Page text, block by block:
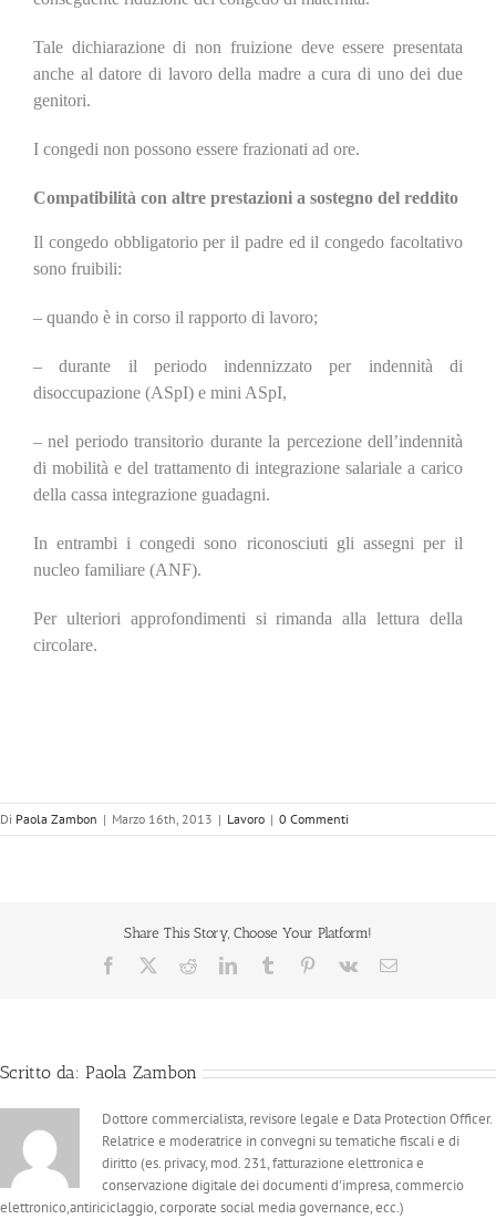
Tale dichiarazione di non fruizione deve essere presentata
anche al datore di lavoro della madre a cura di uno dei due
genitori.
I congedi non possono essere frazionati ad ore.
Compatibilità con altre prestazioni a sostegno del reddito
Il congedo obbligatorio per il padre ed il congedo facoltativo
sono fruibili:
– quando è in corso il rapporto di lavoro;
– durante il periodo indennizzato per indennità di
disoccupazione (ASpI) e mini ASpI,
– nel periodo transitorio durante la percezione dell’indennità
di mobilità e del trattamento di integrazione salariale a carico
della cassa integrazione guadagni.
In entrambi i congedi sono riconosciuti gli assegni per il
nucleo familiare (ANF).
Per ulteriori approfondimenti si rimanda alla lettura della
circolare.
Di Paola Zambon | Marzo 16th, 2013 | Lavoro | 0 Commenti
Share This Story, Choose Your Platform!
Facebook RedditLinkedInTumblr Pinterest
Vk Email
Scritto da: Paola Zambon
Dottore commercialista, revisore legale e Data Protection Officer.
Relatrice e moderatrice in convegni su tematiche fiscali e di
diritto (es. privacy, mod. 231, fatturazione elettronica e
conservazione digitale dei documenti d'impresa, commercio
elettronico,antiriciclaggio, corporate social media governance, ecc.)